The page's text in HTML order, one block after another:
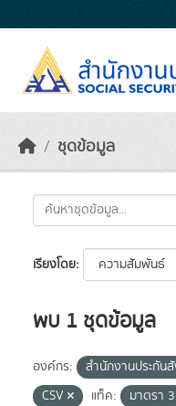
ชุดข้อมูล
เรียงโดย
พบ 1 ชุดข้อมูล
องค์กร: สำนักงานประกัน
CSV
แท็ค:
มาตรา